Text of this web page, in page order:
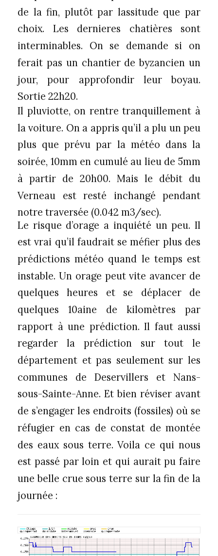
de la fin, plutôt par lassitude que par
choix. Les dernieres chatières sont
interminables. On se demande si on
ferait pas un chantier de byzancien un
jour, pour approfondir leur boyau.
Sortie 22h20.
Il pluviotte, on rentre tranquillement à
la voiture. On a appris qu’il a plu un peu
plus que prévu par la météo dans la
soirée, 10mm en cumulé au lieu de 5mm
à partir de 20h00. Mais le débit du
Verneau est resté inchangé pendant
notre traversée (0.042 m3/sec).
Le risque d’orage a inquiété un peu. Il
est vrai qu’il faudrait se méfier plus des
prédictions météo quand le temps est
instable. Un orage peut vite avancer de
quelques heures et se déplacer de
quelques 10aine de kilomètres par
rapport à une prédiction. Il faut aussi
regarder la prédiction sur tout le
département et pas seulement sur les
communes de Deservillers et Nans-
sous-Sainte-Anne. Et bien réviser avant
de s’engager les endroits (fossiles) où se
réfugier en cas de constat de montée
des eaux sous terre. Voila ce qui nous
est passé par loin et qui aurait pu faire
une belle crue sous terre sur la fin de la
journée :